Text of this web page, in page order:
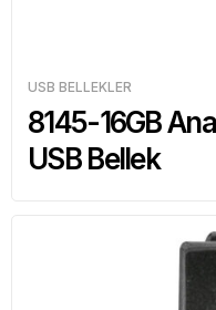
USB BELLEKLER
8145-16GB
USB Bellek